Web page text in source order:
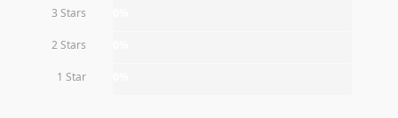
3 Stars
2 Stars
1 Star